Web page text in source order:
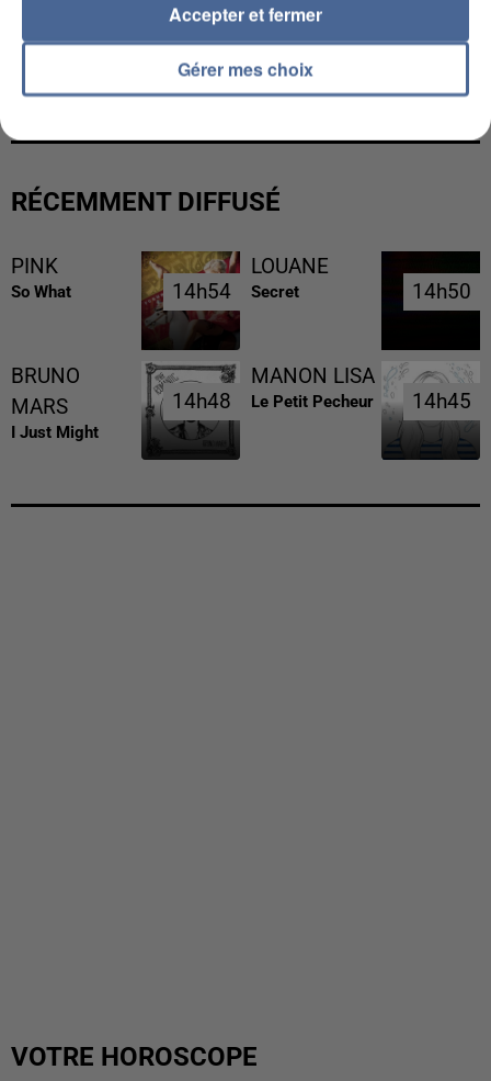
L’UN DES FONDATEURS SUPPOSÉS DE LA DZ
MAFIA INTERPELLÉ EN ALGÉRIE
RÉCEMMENT DIFFUSÉ
PINK
So What 14h54
14h54
LOUANE
Secret 14h50
14h50
BRUNO
MARS
I Just Might
14h48
14h48
MANON LISA
Le Petit Pecheur 14h45
14h45
VOTRE HOROSCOPE
Gérer mes choix
Accepter et fermer